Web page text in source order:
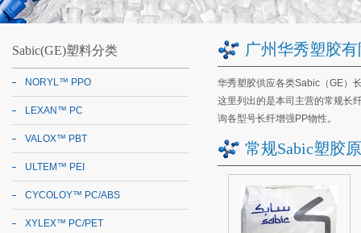
广州华秀塑胶
华秀塑胶供应各类Sabic（GE）
这里列出的是本司主营的常规长
询各型号长纤增强PP物性。
常规Sabic塑胶
Sabic(GE)塑料分类
NORYL™ PPO
LEXAN™ PC
VALOX™ PBT
ULTEM™ PEI
CYCOLOY™ PC/ABS
XYLEX™ PC/PET